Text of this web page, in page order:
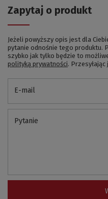
Zapytaj o produkt
Jeżeli powyższy opis jest dla
pytanie odnośnie tego produktu.
szybko jak tylko będzie to
polityką prywatności.
E-mail
Pytanie